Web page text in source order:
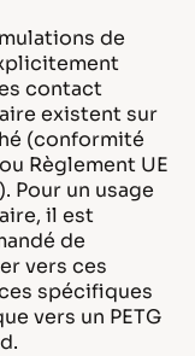
de
contact
existent sur
(conformité
Règlement UE
Pour un usage
il est
de
vers ces
spécifiques
vers un PETG